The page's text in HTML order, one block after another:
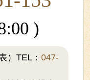
)
）TEL： 047-